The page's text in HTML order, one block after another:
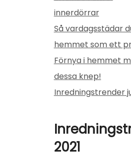
innerdörrar
Så vardagsstädar
hemmet som ett
Förnya i hemmet
dessa knep!
Inredningstrender
2021